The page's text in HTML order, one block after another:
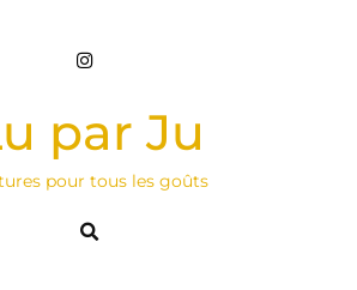
par Ju
pour tous les goûts